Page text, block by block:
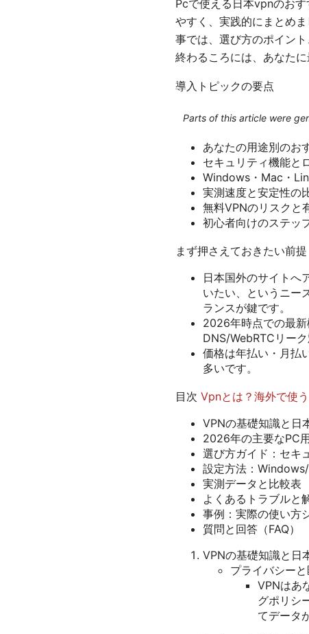
Pcで使える日本vpnのお
やすく、実践的にまとめ
事では、選び方のポイン
終わるころには、あなた
導入トピックの要点
Parts of this article were
あなたの用途別のお
セキュリティ機能と
Windows・Mac・
実測速度と安定性の
無料VPNのリスクと
初心者向けのステッ
まず押さえておきたい前提
日本国外のサイトへ
いたい、というニー
ランスが鍵です。
2026年時点での最新
DNS/WebRTCリー
価格は年払い・月払
多いです。
目次 Vpnとは？海外で使
VPNの基礎知識と日
2026年の主要なPC
選び方ガイド：セキ
設定方法：
実測データと比較表
よくあるトラブルと
事例：実際の使い方
質問と回答（FAQ）
VPNの基礎知識と日
プライバシー
VPNはあ
グポリシ
てデータ